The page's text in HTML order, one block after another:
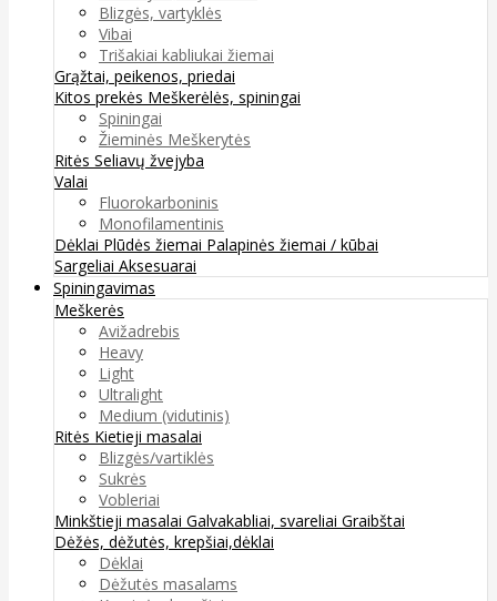
Blizgės, vartyklės
Vibai
Trišakiai kabliukai žiemai
Grąžtai, peikenos, priedai
Kitos prekės Meškerėlės, spiningai
Spiningai
Žieminės Meškerytės
Ritės Seliavų žvejyba
Valai
Fluorokarboninis
Monofilamentinis
Dėklai Plūdės žiemai Palapinės žiemai / kūbai
Sargeliai Aksesuarai
Spiningavimas
Meškerės
Avižadrebis
Heavy
Light
Ultralight
Medium (vidutinis)
Ritės Kietieji masalai
Blizgės/vartiklės
Sukrės
Vobleriai
Minkštieji masalai Galvakabliai, svareliai Graibštai
Dėžės, dėžutės, krepšiai,dėklai
Dėklai
Dėžutės masalams